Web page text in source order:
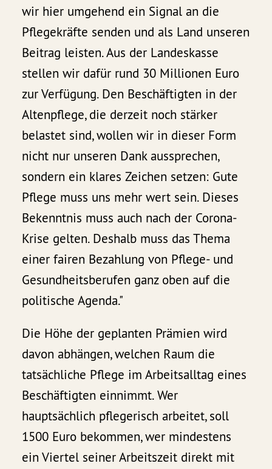
wir hier umgehend ein Signal an die
Pflegekräfte senden und als Land unseren
Beitrag leisten. Aus der Landeskasse
stellen wir dafür rund 30 Millionen Euro
zur Verfügung. Den Beschäftigten in der
Altenpflege, die derzeit noch stärker
belastet sind, wollen wir in dieser Form
nicht nur unseren Dank aussprechen,
sondern ein klares Zeichen setzen: Gute
Pflege muss uns mehr wert sein. Dieses
Bekenntnis muss auch nach der Corona-
Krise gelten. Deshalb muss das Thema
einer fairen Bezahlung von Pflege- und
Gesundheitsberufen ganz oben auf die
politische Agenda."
Die Höhe der geplanten Prämien wird
davon abhängen, welchen Raum die
tatsächliche Pflege im Arbeitsalltag eines
Beschäftigten einnimmt. Wer
hauptsächlich pflegerisch arbeitet, soll
1500 Euro bekommen, wer mindestens
ein Viertel seiner Arbeitszeit direkt mit